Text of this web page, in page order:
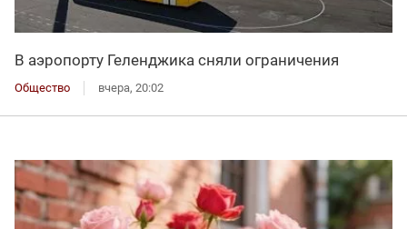
В аэропорту Геленджика сняли ограничения
Общество вчера, 20:02